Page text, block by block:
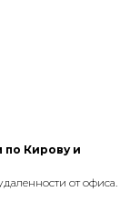
Кирову и
от офиса.